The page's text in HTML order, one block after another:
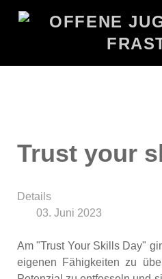
Trust your
Details
03. Juni 2023
Am "Trust Your Skills Day"
eigenen Fähigkeiten zu